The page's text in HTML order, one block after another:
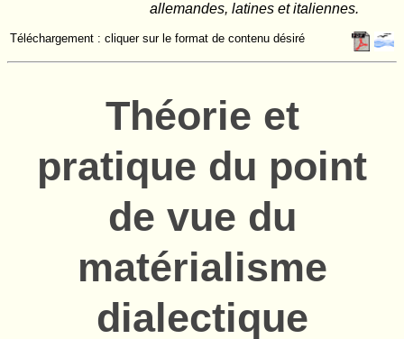
allemandes, latines et italiennes.
Téléchargement : cliquer sur le format de contenu désiré
Théorie et
pratique du point
de vue du
matérialisme
dialectique